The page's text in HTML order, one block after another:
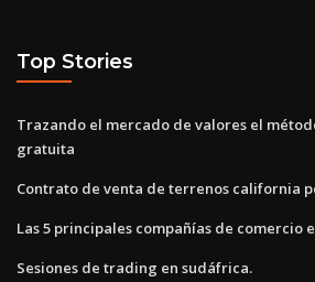
Top Stories
Trazando el mercado de valores el
gratuita
Contrato de venta de terrenos california
Las 5 principales compañías de comercio
Sesiones de trading en sudáfrica.